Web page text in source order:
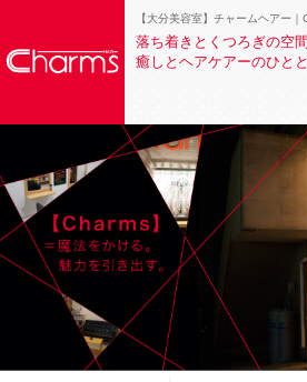
【大分美容室】チャームヘアー
落ち着きとくつろぎの空
癒しとヘアケアーのひとと